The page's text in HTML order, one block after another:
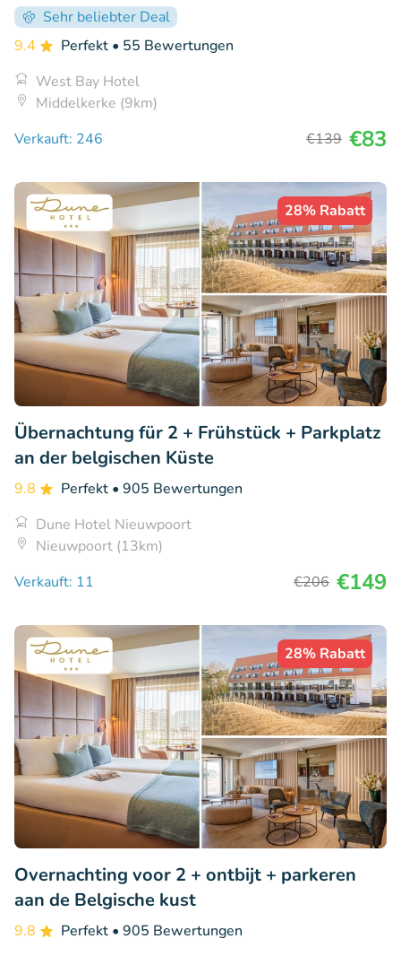
Sehr beliebter Deal
9.4
Perfekt • 55 Bewertungen
West Bay Hotel
Middelkerke (9km)
Verkauft: 246
€139 €83
28% Rabatt
Übernachtung für 2 + Frühstück + Parkplatz
an der belgischen Küste
9.8 Perfekt • 905 Bewertungen
Dune Hotel Nieuwpoort
Nieuwpoort (13km)
Verkauft: 11
€206 €149
28% Rabatt
Overnachting voor 2 + ontbijt + parkeren
aan de Belgische kust
9.8 Perfekt • 905 Bewertungen